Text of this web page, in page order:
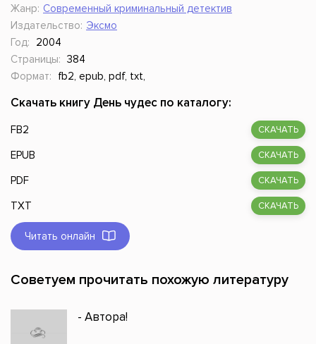
Жанр: Современный криминальный детектив
Издательство: Эксмо
Год:
2004
Страницы: 384
Формат:
fb2, epub, pdf, txt,
Скачать книгу День чудес по каталогу:
FB2 СКАЧАТЬ
EPUB СКАЧАТЬ
PDF СКАЧАТЬ
TXT СКАЧАТЬ
Читать онлайн
Советуем прочитать похожую литературу
- Автора!